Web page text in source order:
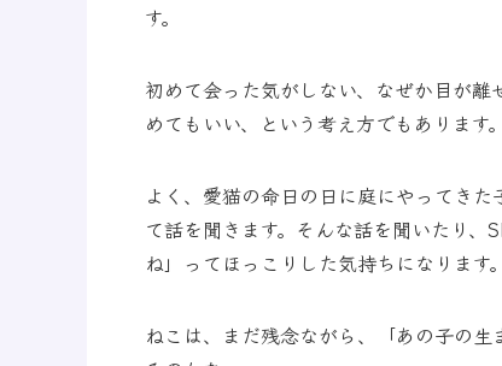
す。
初めて会った気がしない、なぜか目が
めてもいい、という考え方でもあります。
よく、愛猫の命日の日に庭にやってき
て話を聞きます。そんな話を聞いたり
ね」ってほっこりした気持ちになります。
ねこは、まだ残念ながら、「あの子の